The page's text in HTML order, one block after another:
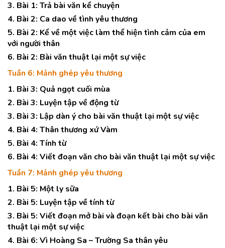
3. Bài 1: Trả bài văn kể chuyện
4. Bài 2: Ca dao về tình yêu thương
5. Bài 2: Kể về một việc làm thể hiện tình cảm của em
với người thân
6. Bài 2: Bài văn thuật lại một sự việc
Tuần 6: Mảnh ghép yêu thương
1. Bài 3: Quả ngọt cuối mùa
2. Bài 3: Luyện tập về động từ
3. Bài 3: Lập dàn ý cho bài văn thuật lại một sự việc
4. Bài 4: Thân thương xứ Vàm
5. Bài 4: Tính từ
6. Bài 4: Viết đoạn văn cho bài văn thuật lại một sự việc
Tuần 7: Mảnh ghép yêu thương
1. Bài 5: Một ly sữa
2. Bài 5: Luyện tập về tính từ
3. Bài 5: Viết đoạn mở bài và đoạn kết bài cho bài văn
thuật lại một sự việc
4. Bài 6: Vì Hoàng Sa – Trường Sa thân yêu